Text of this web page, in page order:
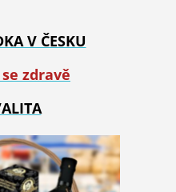
V ČESKU
zdravě